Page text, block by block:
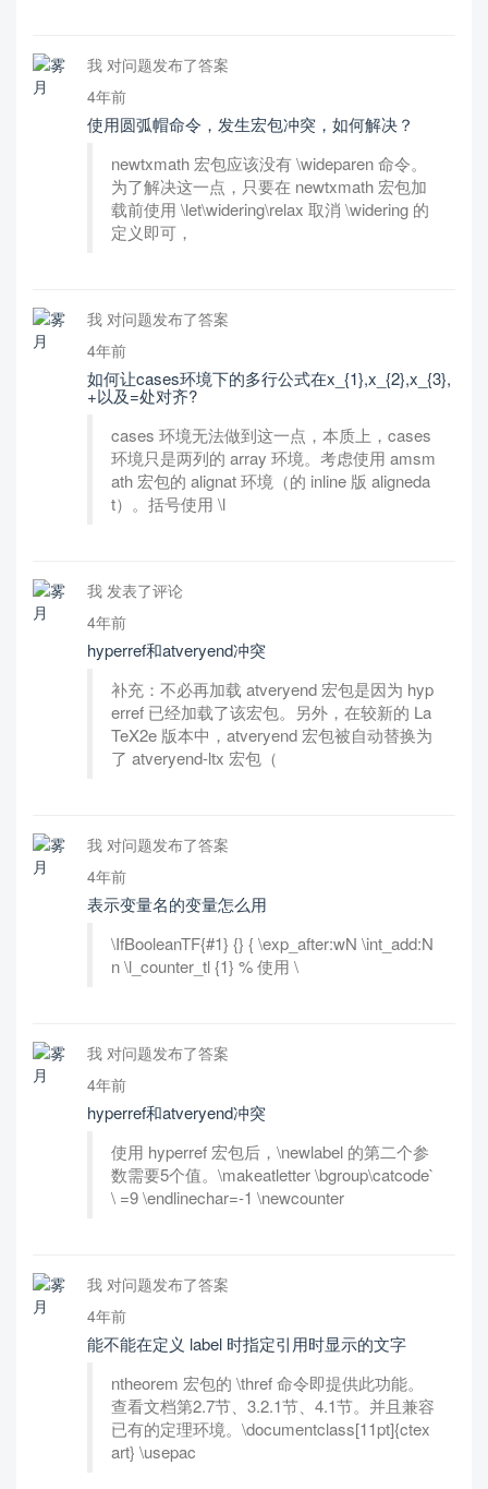
我 对问题发布了答案
4年前
使用圆弧帽命令，发生宏包冲突，如何解决？
newtxmath 宏包应该没有 \wideparen 命令。
为了解决这一点，只要在 newtxmath 宏包加
载前使用 \let\widering\relax 取消 \widering 的
定义即可，
我 对问题发布了答案
4年前
如何让cases环境下的多行公式在x_{1},x_{2},x_{3},
+以及=处对齐?
cases 环境无法做到这一点，本质上，cases
环境只是两列的 array 环境。考虑使用 amsm
ath 宏包的 alignat 环境（的 inline 版 aligneda
t）。括号使用 \l
我 发表了评论
4年前
hyperref和atveryend冲突
补充：不必再加载 atveryend 宏包是因为 hyp
erref 已经加载了该宏包。另外，在较新的 La
TeX2e 版本中，atveryend 宏包被自动替换为
了 atveryend-ltx 宏包（
我 对问题发布了答案
4年前
表示变量名的变量怎么用
\IfBooleanTF{#1} {} { \exp_after:wN \int_add:N
n \l_counter_tl {1} % 使用 \
我 对问题发布了答案
4年前
hyperref和atveryend冲突
使用 hyperref 宏包后，\newlabel 的第二个参
数需要5个值。\makeatletter \bgroup\catcode`
\ =9 \endlinechar=-1 \newcounter
我 对问题发布了答案
4年前
能不能在定义 label 时指定引用时显示的文字
ntheorem 宏包的 \thref 命令即提供此功能。
查看文档第2.7节、3.2.1节、4.1节。并且兼容
已有的定理环境。\documentclass[11pt]{ctex
art} \usepac